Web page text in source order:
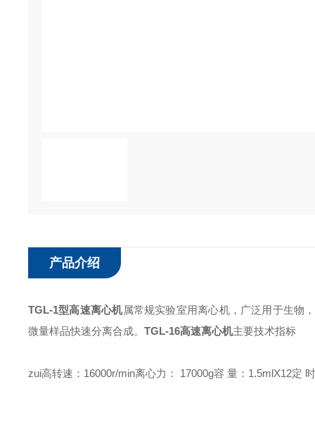
产品介绍
TGL-1型高速离心机属常规实验室用离心机，广泛用于生物
微量样品快速分离合成。 TGL-16高速离心机主要技术指标
zui高转速：16000r/min离心力： 17000g容 量：1.5mlХ12定